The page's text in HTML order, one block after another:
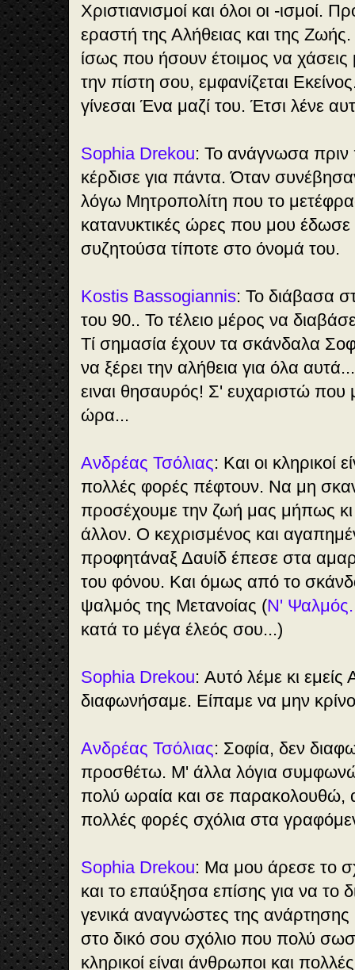
Χριστιανισμοί και όλοι οι -ισμοί.
εραστή της Αλήθειας και της
ίσως που ήσουν έτοιμος να χάσεις
την πίστη σου, εμφανίζεται
γίνεσαι Ένα μαζί του. Έτσι λένε
Sophia Drekou: Το ανάγνωσα πριν
κέρδισε για πάντα. Όταν
λόγω Μητροπολίτη που το
κατανυκτικές ώρες που μου έδωσε
συζητούσα τίποτε στο όνομά του.
Kostis Bassogiannis: Το διάβασα
του 90.. Το τέλειο μέρος να
Τί σημασία έχουν τα σκάνδαλα
να ξέρει την αλήθεια για όλα
ειναι θησαυρός! Σ' ευχαριστώ που
ώρα...
Ανδρέας Τσόλιας: Και οι κληρικοί
πολλές φορές πέφτουν. Να μη
προσέχουμε την ζωή μας μήπως κι
άλλον. Ο κεχρισμένος και
προφητάναξ Δαυίδ έπεσε στα
του φόνου. Και όμως από το
ψαλμός της Μετανοίας (Ν'
κατά το μέγα έλεός σου...)
Sophia Drekou: Αυτό λέμε κι
διαφωνήσαμε. Είπαμε να μην
Ανδρέας Τσόλιας: Σοφία, δεν
προσθέτω. Μ' άλλα λόγια
πολύ ωραία και σε παρακολουθώ,
πολλές φορές σχόλια στα
Sophia Drekou: Μα μου άρεσε το
και το επαύξησα επίσης για να το
γενικά αναγνώστες της ανάρτησης
στο δικό σου σχόλιο που πολύ
κληρικοί είναι άνθρωποι και